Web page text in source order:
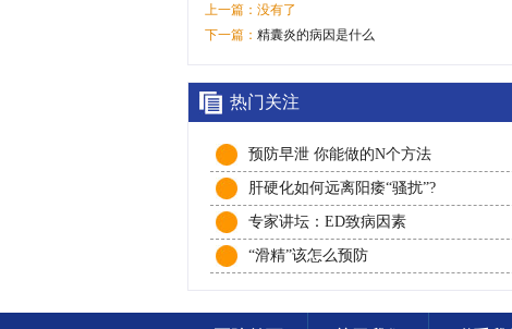
上一篇：没有了
下一篇： 精囊炎的病因是什么
热门关注
预防早泄 你能做的N个方法
肝硬化如何远离阳痿“骚扰”?
专家讲坛：ED致病因素
“滑精”该怎么预防